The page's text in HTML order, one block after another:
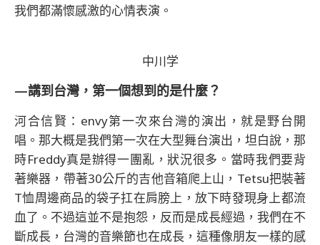
我們都滿懷感激的心情表演。
中川学
—講到台灣，第一個想到的是什麼？
河合信賢：envy第一次來台灣的演出，就是野台開
唱。那大概是我們第一次在大型舞台演出，坦白說，那
時Freddy真是辦得一團亂，狀況很多。當時我們要背
著樂器，帶著30公斤的吉他音箱爬上山，Tetsu把裝著
T恤周邊商品的袋子扛在肩膀上，放下時發現身上都流
血了。不過這並不是抱怨，反而是成長經過，我們在不
斷成長，台灣的音樂節也在成長，這種像朋友一樣的感